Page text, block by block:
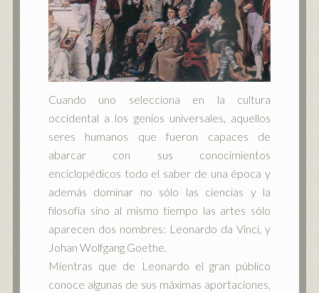
Cuando uno selecciona en la cultura
occidental a los genios universales, aquellos
seres humanos que fueron capaces de
abarcar con sus conocimientos
enciclopédicos todo el saber de una época y
además dominar no sólo las ciencias y la
filosofía sino al mismo tiempo las artes sólo
aparecen dos nombres: Leonardo da Vinci, y
Johan Wolfgang Goethe.
Mientras que de Leonardo el gran público
conoce algunas de sus máximas aportaciones,